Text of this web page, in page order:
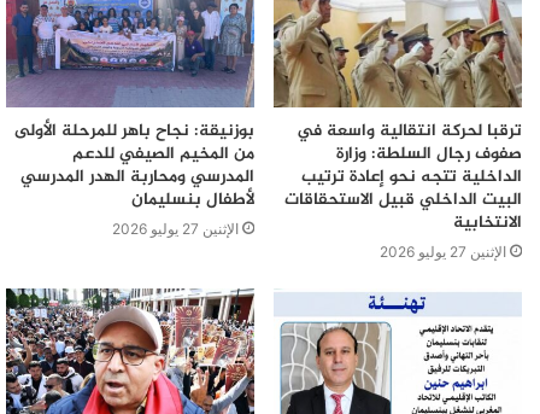
ترقبا لحركة انتقالية واسعة في
صفوف رجال السلطة: وزارة
الداخلية تتجه نحو إعادة ترتيب
البيت الداخلي قبيل الاستحقاقات
الانتخابية
الإثنين 27 يوليو 2026
بوزنيقة: نجاح باهر للمرحلة الأولى
من المخيم الصيفي للدعم
المدرسي ومحاربة الهدر المدرسي
لأطفال بنسليمان
الإثنين 27 يوليو 2026